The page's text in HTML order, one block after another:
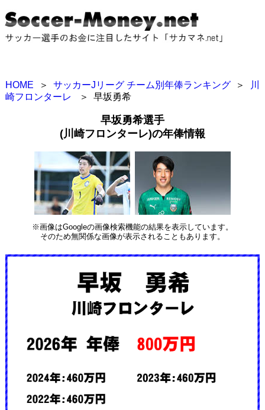
HOME ＞ サッカーJリーグ チーム別年俸ランキング ＞
川
崎フロンターレ
＞ 早坂勇希
早坂勇希選手
(川崎フロンターレ)の年俸情報
※画像はGoogleの画像検索機能の結果を表示しています。
そのため無関係な画像が表示されることもあります。